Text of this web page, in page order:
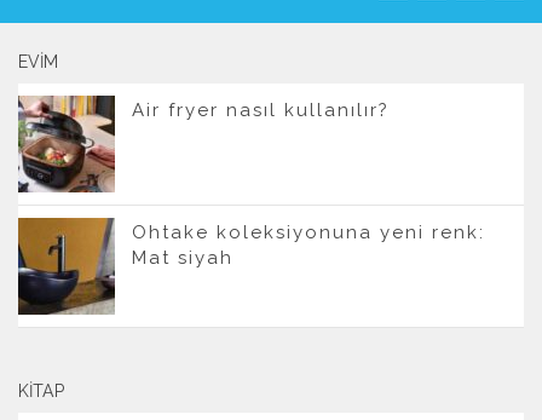
EVIM
Air fryer nasıl kullanılır?
Ohtake koleksiyonuna yeni renk:
Mat siyah
KITAP